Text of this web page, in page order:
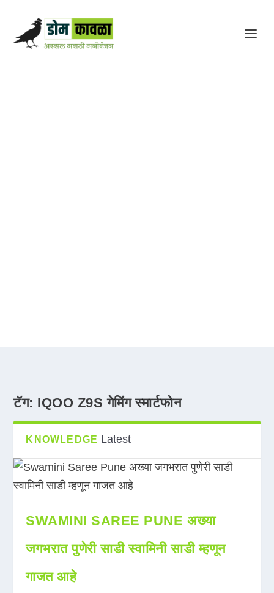
टॅग: IQOO Z9S गेमिंग स्मार्टफोन
KNOWLEDGE Latest
SWAMINI SAREE PUNE अख्या
जगभरात पुणेरी साडी स्वामिनी साडी म्हणून
गाजत आहे